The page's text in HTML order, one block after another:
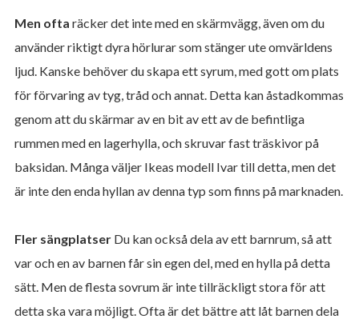
Men ofta räcker det inte med en skärmvägg, även om du
använder riktigt dyra hörlurar som stänger ute omvärldens
ljud. Kanske behöver du skapa ett syrum, med gott om plats
för förvaring av tyg, tråd och annat. Detta kan åstadkommas
genom att du skärmar av en bit av ett av de befintliga
rummen med en lagerhylla, och skruvar fast träskivor på
baksidan. Många väljer Ikeas modell Ivar till detta, men det
är inte den enda hyllan av denna typ som finns på marknaden.
Fler sängplatserDu kan också dela av ett barnrum, så att
var och en av barnen får sin egen del, med en hylla på detta
sätt. Men de flesta sovrum är inte tillräckligt stora för att
detta ska vara möjligt. Ofta är det bättre att låt barnen dela